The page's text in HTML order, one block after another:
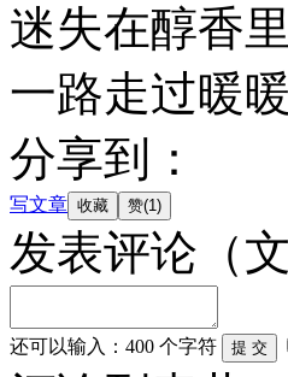
迷失在醇香里
一路走过暖
分享到：
写文章
发表评论 （
还可以输入： 400 个字符